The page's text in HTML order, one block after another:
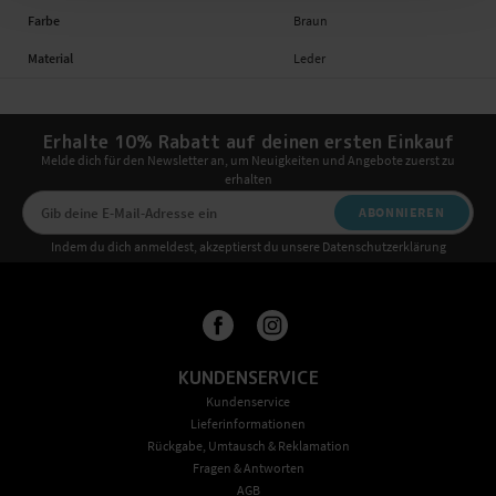
Farbe Braun
Material Leder
Erhalte 10% Rabatt auf deinen ersten Einkauf
Melde dich für den Newsletter an, um Neuigkeiten und Angebote zuerst zu
erhalten
ABONNIEREN
Indem du dich anmeldest, akzeptierst du unsere Datenschutzerklärung
KUNDENSERVICE
Kundenservice
Lieferinformationen
Rückgabe, Umtausch & Reklamation
Fragen & Antworten
AGB